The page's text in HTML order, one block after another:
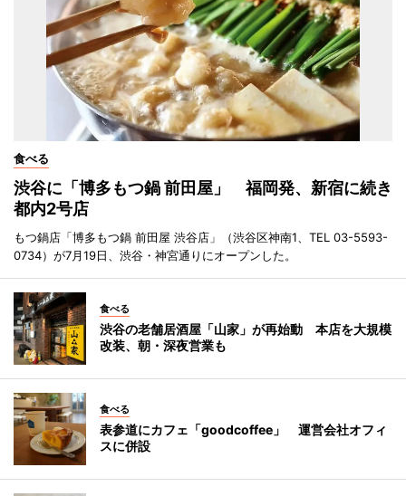
食べる
渋谷に「博多もつ鍋 前田屋」 福岡発、新宿に続き
都内2号店
もつ鍋店「博多もつ鍋 前田屋 渋谷店」（渋谷区神南1、TEL 03-5593-
0734）が7月19日、渋谷・神宮通りにオープンした。
食べる
渋谷の老舗居酒屋「山家」が再始動 本店を大規模
改装、朝・深夜営業も
食べる
表参道にカフェ「goodcoffee」 運営会社オフィ
スに併設